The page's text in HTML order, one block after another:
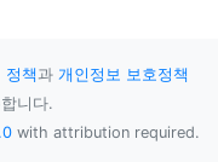
정책과 개인정보 보호정책
니다.
with attribution required.